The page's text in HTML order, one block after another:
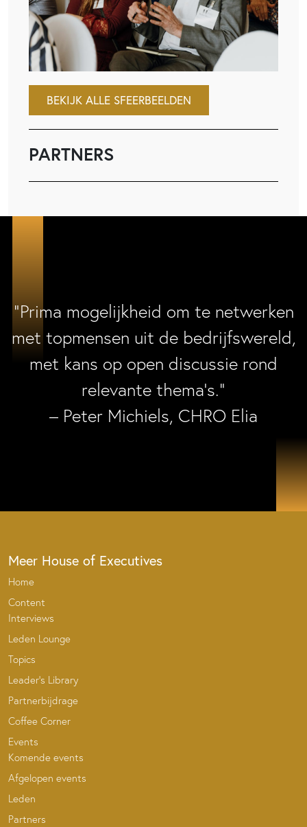
BEKIJK ALLE SFEERBEELDEN
PARTNERS
“Prima mogelijkheid om te netwerken
met topmensen uit de bedrijfswereld,
met kans op open discussie rond
relevante thema’s.”
– Peter Michiels, CHRO Elia
Meer House of Executives
Home
Content
Interviews
Leden Lounge
Topics
Leader’s Library
Partnerbijdrage
Coffee Corner
Events
Komende events
Afgelopen events
Leden
Partners